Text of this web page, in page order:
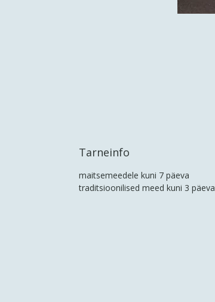
Tarneinfo
maitsemeedele kuni 7 päeva
traditsioonilised meed kuni 3 päeva